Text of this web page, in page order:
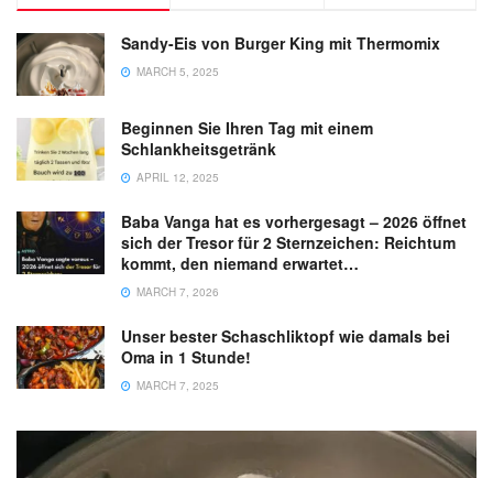
Sandy-Eis von Burger King mit Thermomix
MARCH 5, 2025
Beginnen Sie Ihren Tag mit einem
Schlankheitsgetränk
APRIL 12, 2025
Baba Vanga hat es vorhergesagt – 2026 öffnet
sich der Tresor für 2 Sternzeichen: Reichtum
kommt, den niemand erwartet…
MARCH 7, 2026
Unser bester Schaschliktopf wie damals bei
Oma in 1 Stunde!
MARCH 7, 2025